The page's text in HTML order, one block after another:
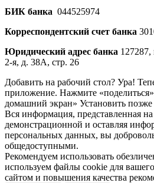
БИК банка 044525974
Корреспондентский счет банка
Юридический адрес банка 127287,
2-я, д. 38А, стр. 26
Добавить на рабочий стол? Ура!
приложение. Нажмите «поделиться»
домашний экран» Установить позже
Вся информация, представленная на
демонстрационной и оставляя
персональных данных, вы
общедоступными.
Рекомендуем использовать
используем файлы cookie для
сайтом и повышения качества